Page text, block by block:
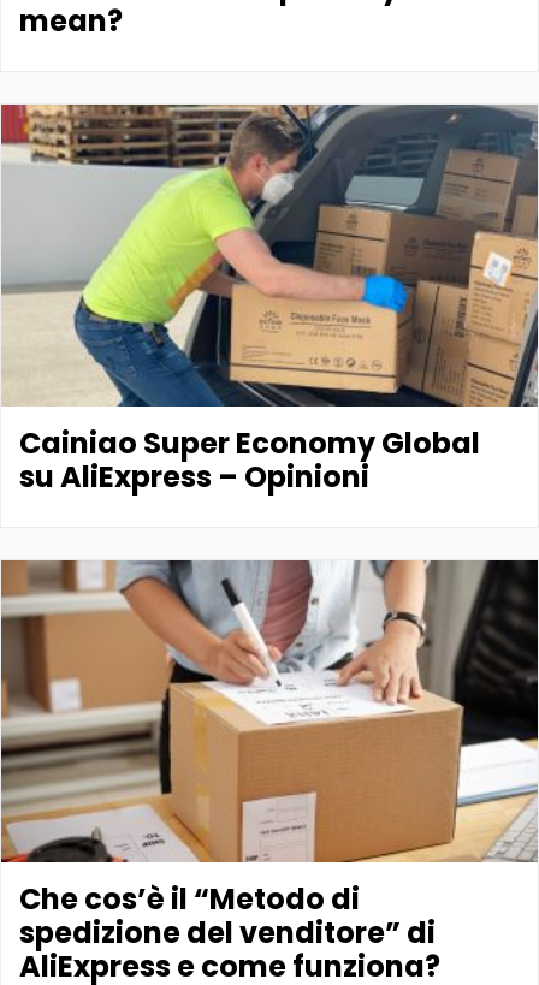
mean?
Cainiao Super Economy Global
su AliExpress – Opinioni
Che cos’è il “Metodo di
spedizione del venditore” di
AliExpress e come funziona?